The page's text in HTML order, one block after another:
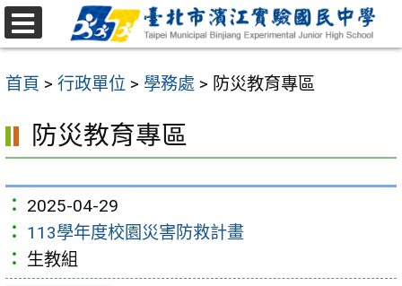
跳
至
要
容
首頁 > 行政單位 > 學務處 > 防災教育專區
防災教育專區
2025-04-29
113學年度校園災害防救計畫
生教組
選
單